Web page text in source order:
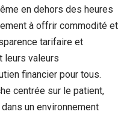
en dehors des heures
à offrir commodité et
tarifaire et
leurs valeurs
financier pour tous.
centrée sur le patient,
un environnement